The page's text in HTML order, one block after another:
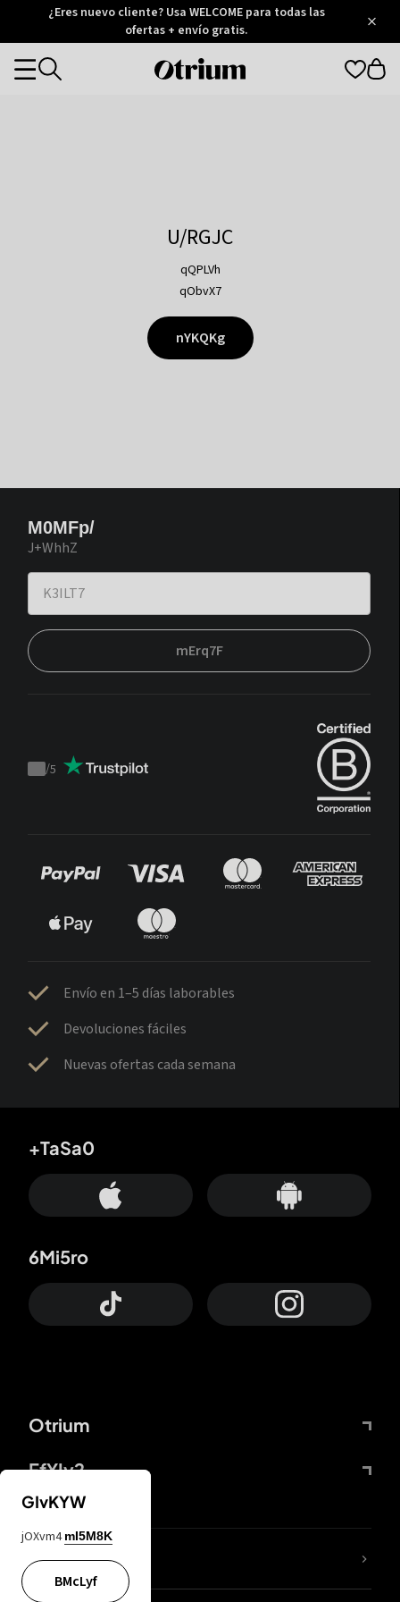
Otrium
Trustpilot
¿Eres nuevo cliente? Usa WELCOME para todas las
ofertas + envío gratis.
Otrium
Categories
U/RGJC
qQPLVh
qObvX7
nYKQKg
M0MFp/
J+WhhZ
mErq7F
Trustpilot
/5
Envío en 1–5 días laborables
Devoluciones fáciles
Nuevas ofertas cada semana
Otrium
FfYIy2
+TaSa0
6Mi5ro
65A04M
GIvKYW
jOXvm4 mI5M8K
BMcLyf